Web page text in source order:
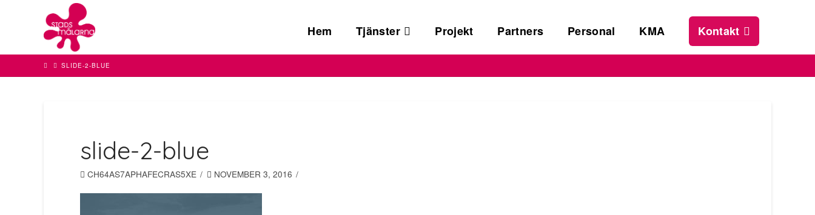
Stadsmålarna
Bygg
Fasad
AB
Hem Tjänster Projekt Partners Personal KMA Kontakt
SLIDE-2-BLUE
slide-2-blue
CH64AS7APHAFECRAS5XE NOVEMBER 3, 2016